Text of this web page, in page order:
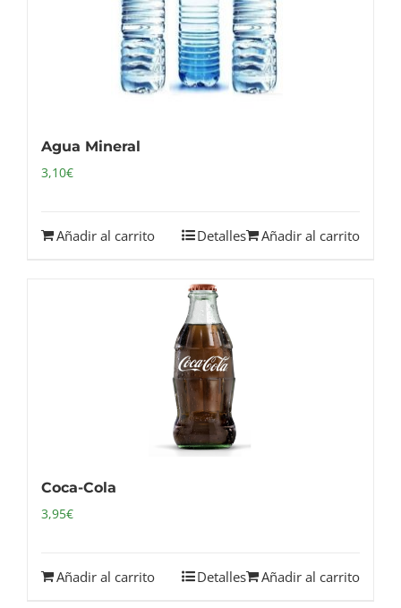
Agua Mineral
3,10€
Añadir al carrito Añadir al carrito
Detalles
Coca-Cola
3,95€
Añadir al carrito Añadir al carrito
Detalles